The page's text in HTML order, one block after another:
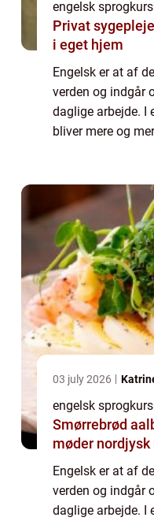
engelsk
Privat
i eget hjem
Engelsk er at af
verden og indgår
daglige arbejde. I
bliver mere og
03 july 2026
engelsk
Smørrebrød aalborg hvor
møder
Engelsk er at af
verden og indgår
daglige arbejde. I